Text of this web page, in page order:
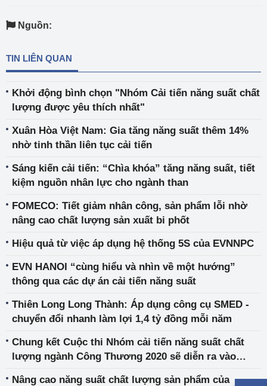
Nguồn:
TIN LIÊN QUAN
Khởi động bình chọn "Nhóm Cải tiến năng suất chất
lượng được yêu thích nhất"
Xuân Hòa Việt Nam: Gia tăng năng suất thêm 14%
nhờ tinh thần liên tục cải tiến
Sáng kiến cải tiến: “Chìa khóa” tăng năng suất, tiết
kiệm nguồn nhân lực cho ngành than
FOMECO: Tiết giảm nhân công, sản phẩm lỗi nhờ
nâng cao chất lượng sản xuất bi phốt
Hiệu quả từ việc áp dụng hệ thống 5S của EVNNPC
EVN HANOI “cùng hiểu và nhìn về một hướng”
thông qua các dự án cải tiến năng suất
Thiên Long Long Thành: Áp dụng công cụ SMED -
chuyển đổi nhanh làm lợi 1,4 tỷ đồng mỗi năm
Chung kết Cuộc thi Nhóm cải tiến năng suất chất
lượng ngành Công Thương 2020 sẽ diễn ra vào
Nâng cao năng suất chất lượng sản phẩm của